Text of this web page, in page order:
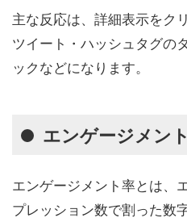
主な反応は、詳細表示をク
ツイート・ハッシュタグの
ックなどになります。
エンゲージメン
エンゲージメント率とは、
プレッション数で割った数